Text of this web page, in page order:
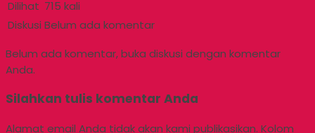
Dilihat 715 kali
Diskusi Belum ada komentar
Belum ada komentar, buka diskusi dengan komentar
Anda.
Silahkan tulis komentar Anda
Alamat email Anda tidak akan kami publikasikan. Kolom